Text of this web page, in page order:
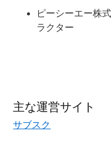
ピーシーエー株
ラクター
主な運営サイト
サブスク